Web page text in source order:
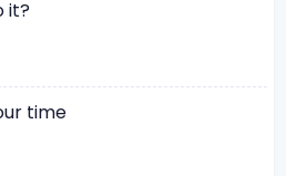
it?
time